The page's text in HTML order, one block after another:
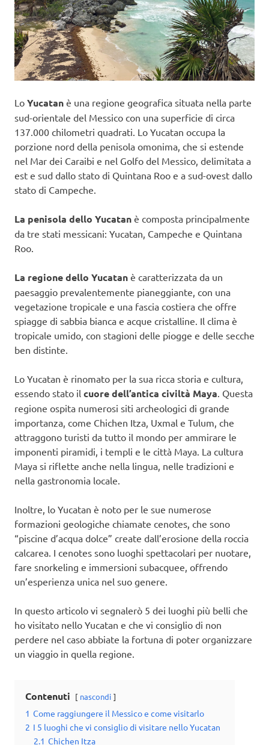
Lo Yucatan è una regione geografica situata nella parte
sud-orientale del Messico con una superficie di circa
137.000 chilometri quadrati. Lo Yucatan occupa la
porzione nord della penisola omonima, che si estende
nel Mar dei Caraibi e nel Golfo del Messico, delimitata a
est e sud dallo stato di Quintana Roo e a sud-ovest dallo
stato di Campeche.
La penisola dello Yucatan è composta principalmente
da tre stati messicani: Yucatan, Campeche e Quintana
Roo.
La regione dello Yucatan è caratterizzata da un
paesaggio prevalentemente pianeggiante, con una
vegetazione tropicale e una fascia costiera che offre
spiagge di sabbia bianca e acque cristalline. Il clima è
tropicale umido, con stagioni delle piogge e delle secche
ben distinte.
Lo Yucatan è rinomato per la sua ricca storia e cultura,
essendo stato il cuore dell’antica civiltà Maya. Questa
regione ospita numerosi siti archeologici di grande
importanza, come Chichen Itza, Uxmal e Tulum, che
attraggono turisti da tutto il mondo per ammirare le
imponenti piramidi, i templi e le città Maya. La cultura
Maya si riflette anche nella lingua, nelle tradizioni e
nella gastronomia locale.
Inoltre, lo Yucatan è noto per le sue numerose
formazioni geologiche chiamate cenotes, che sono
“piscine d’acqua dolce” create dall’erosione della roccia
calcarea. I cenotes sono luoghi spettacolari per nuotare,
fare snorkeling e immersioni subacquee, offrendo
un’esperienza unica nel suo genere.
In questo articolo vi segnalerò 5 dei luoghi più belli che
ho visitato nello Yucatan e che vi consiglio di non
perdere nel caso abbiate la fortuna di poter organizzare
un viaggio in quella regione.
Contenuti nascondi
1 Come raggiungere il Messico e come visitarlo
2 I 5 luoghi che vi consiglio di visitare nello Yucatan
2.1 Chichen Itza